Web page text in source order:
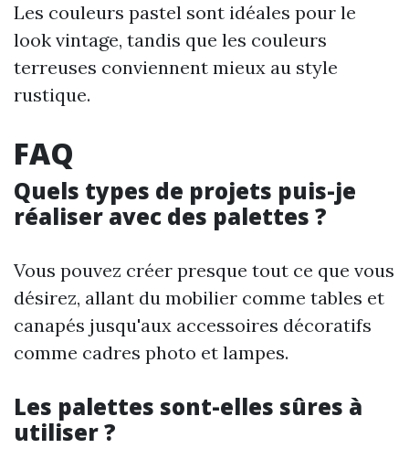
Les couleurs pastel sont idéales pour le
look vintage, tandis que les couleurs
terreuses conviennent mieux au style
rustique.
FAQ
Quels types de projets puis-je
réaliser avec des palettes ?
Vous pouvez créer presque tout ce que vous
désirez, allant du mobilier comme tables et
canapés jusqu'aux accessoires décoratifs
comme cadres photo et lampes.
Les palettes sont-elles sûres à
utiliser ?